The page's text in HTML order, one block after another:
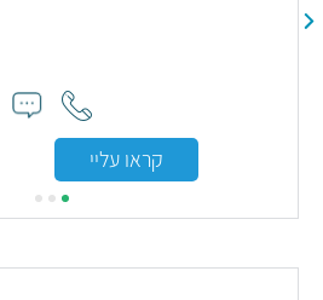
קראו עליי